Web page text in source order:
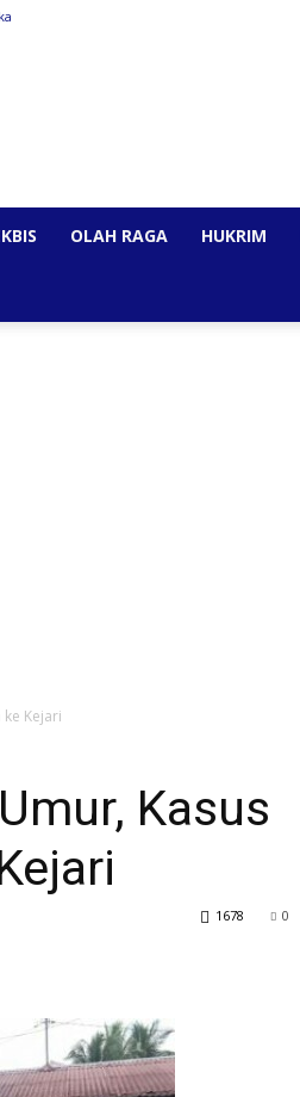
OLAH RAGA HUKRIM
Kejari
Kasus
0
1678